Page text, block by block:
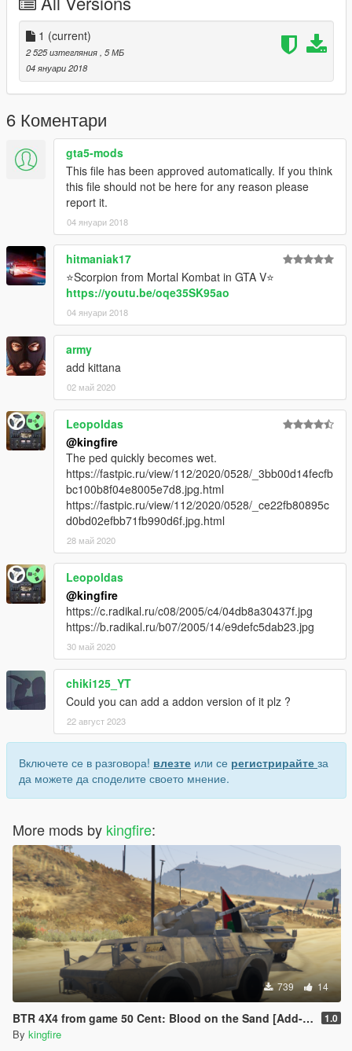
1 (current)
2 525 изтегляния, 5 МБ
04 януари 2018
6 Коментари
gta5-mods
This file has been approved automatically. If you think
this file should not be here for any reason please
report it.
04 януари 2018
hitmaniak17
⭐Scorpion from Mortal Kombat in GTA V⭐
https://youtu.be/oqe35SK95ao
04 януари 2018
army
add kittana
02 май 2020
Leopoldas
@kingfire
The ped quickly becomes wet.
https://fastpic.ru/view/112/2020/0528/_3bb00d14fecfb
bc100b8f04e8005e7d8.jpg.html
https://fastpic.ru/view/112/2020/0528/_ce22fb80895c
d0bd02efbb71fb990d6f.jpg.html
28 май 2020
Leopoldas
@kingfire
https://c.radikal.ru/c08/2005/c4/04db8a30437f.jpg
https://b.radikal.ru/b07/2005/14/e9defc5dab23.jpg
30 май 2020
chiki125_YT
Could you can add a addon version of it plz ?
22 август 2023
Включете се в разговора! влезте или се регистрирайте за
да можете да споделите своето мнение.
More mods by kingfire:
739 14
BTR 4X4 from game 50 Cent: Blood on the Sand [Add-On] 1.0
By kingfire